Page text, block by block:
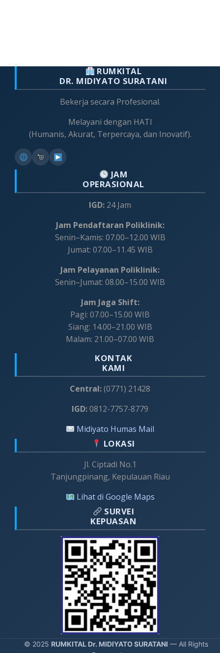
RUMKITAL
DR. MIDIYATO SURATANI
Bekerja secara Profesional.
Melayani dengan HATI
(Humanis, Akurat, Terpercaya, dan Inovatif).
JAM
OPERASIONAL
IGD: 24 Jam
Jam Pendaftaran Poliklinik:
Senin–Kamis: 07.00–12.00 WIB
Jumat: 07.00–11.45 WIB
Jam Pelayanan Poliklinik:
Senin–Jumat: 08.00–15.00 WIB
Jam Jaga Shift:
Pagi: 07.00–15.00 WIB
Siang: 14.00–21.00 WIB
Malam: 21.00–07.00 WIB
KONTAK
KAMI
Central:(0771) 21428
IGD:0812-7757-8779
Midiyato Humas Mail
LOKASI
Jl. Ciptadi No.1
Tanjungpinang, Kepulauan Riau
Lihat di Google Maps
SURVEI
KEPUASAN
© 2025 RUMKITAL Dr. MIDIYATO SURATANI — All Rights